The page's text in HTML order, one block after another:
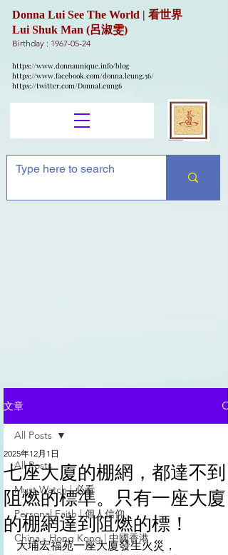
Donna Lui See The World | 看世界
Lui Shuk Man (呂淑雯)
Birthday : 1967-05-24
https://www.donnaunique.info/blog
https://www.facebook.com/donna.leung.56/
https://twitter.com/DonnaLeung6
文章
All Posts
Must Watch | 必看
Personal Faith | 個人信仰
China - Hong Kong | 中國香港
All Posts
七座大廈的棚網，都達不到
阻燃的標準。只有一座大廈
的棚網達到阻燃的標！
2025年12月1日
大埔宏福苑一座大廈發生火災，